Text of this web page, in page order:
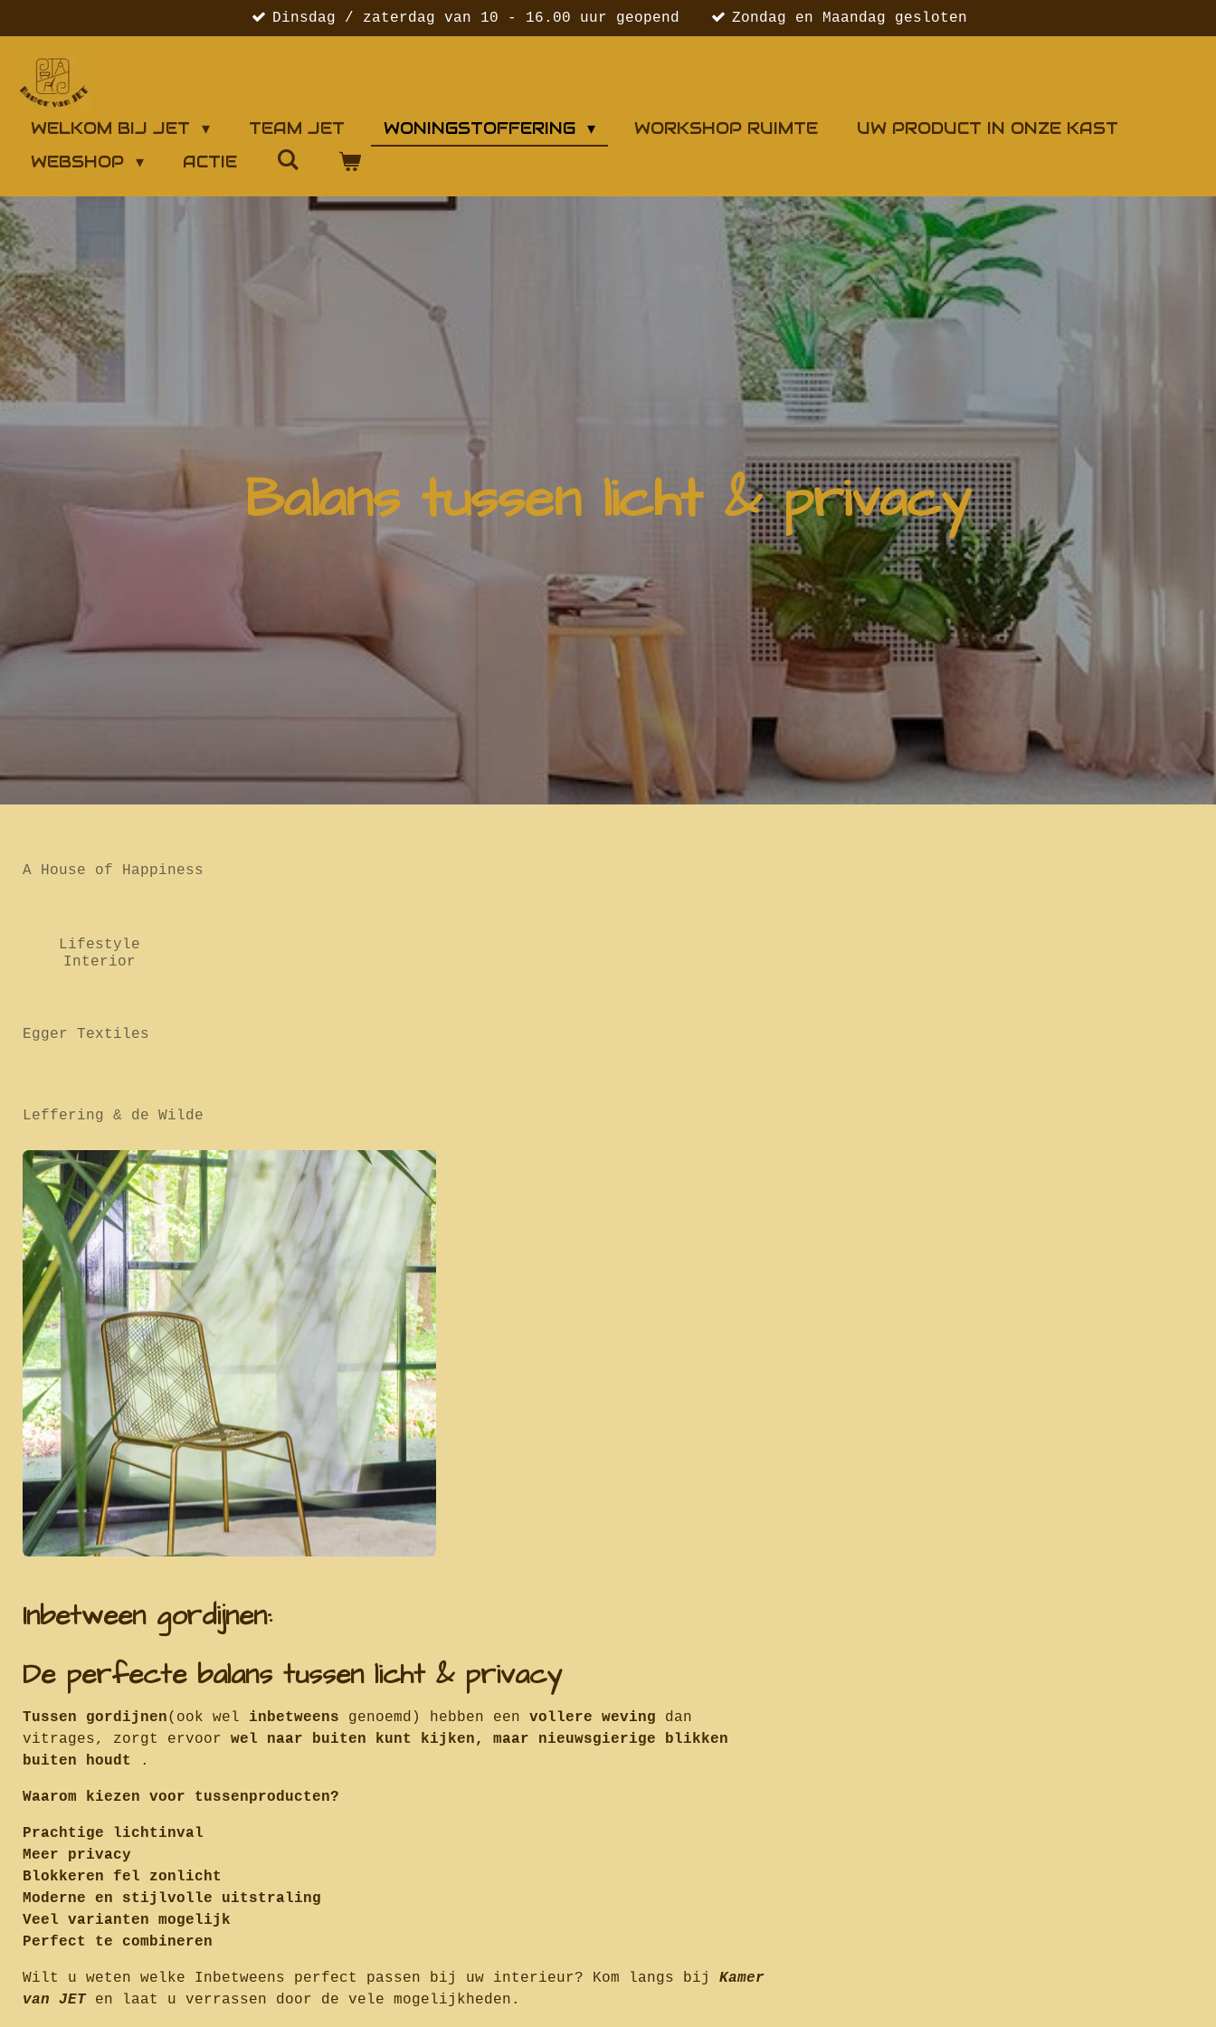
direct
naar
de
hoofdinhoud
Dinsdag / zaterdag van 10 - 16.00 uur geopend Zondag en Maandag gesloten
WELKOM BIJ JET TEAM JET WONINGSTOFFERING WORKSHOP RUIMTE
UW PRODUCT IN ONZE KAST
WEBSHOP
ACTIE
Balans tussen licht & privacy
A House of Happiness
Lifestyle
Interior
Egger Textiles
Leffering & de Wilde
Inbetween gordijnen:
De perfecte balans tussen licht & privacy
Tussen gordijnen(ook wel inbetweens genoemd) hebben een vollere weving dan
vitrages, zorgt ervoor wel naar buiten kunt kijken, maar nieuwsgierige blikken
buiten houdt
.
Waarom kiezen voor tussenproducten?
Prachtige lichtinval
Meer privacy
Blokkeren fel zonlicht
Moderne en stijlvolle uitstraling
Veel varianten mogelijk
Perfect te combineren
Wilt u weten welke Inbetweens perfect passen bij uw interieur? Kom langs bij Kamer
van JETen laat u verrassen door de vele mogelijkheden.